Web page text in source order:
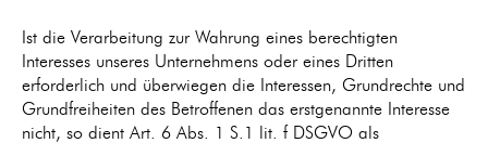
Ist die Verarbeitung zur Wahrung eines berechtigten
Interesses unseres Unternehmens oder eines Dritten
erforderlich und überwiegen die Interessen, Grundrechte und
Grundfreiheiten des Betroffenen das erstgenannte Interesse
nicht, so dient Art. 6 Abs. 1 S.1 lit. f DSGVO als